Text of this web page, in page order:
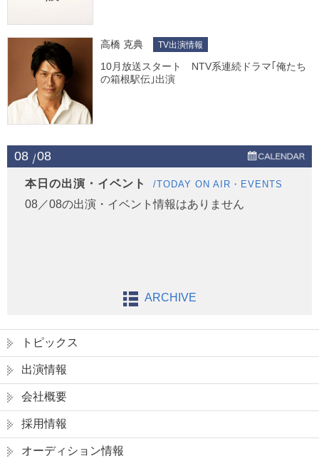
高橋 克典 TV出演情報
10月放送スタート NTV系連続ドラマ｢俺たち
の箱根駅伝｣出演
08 08
本日の出演・イベント /TODAY ON AIR・EVENTS
08／08の出演・イベント情報はありません
ARCHIVE
トピックス
出演情報
会社概要
採用情報
オーディション情報